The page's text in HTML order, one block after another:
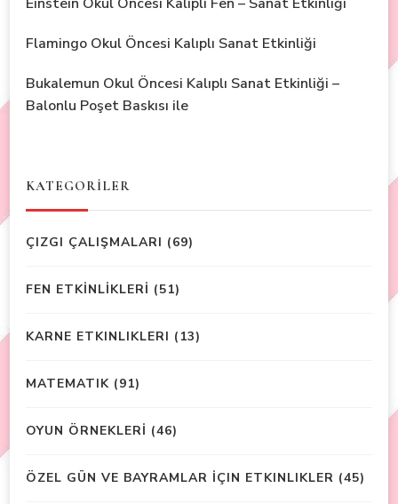
Flamingo Okul Öncesi Kalıplı Sanat Etkinliği
Bukalemun Okul Öncesi Kalıplı Sanat Etkinliği –
Balonlu Poşet Baskısı ile
KATEGORİLER
ÇIZGI ÇALIŞMALARI (69)
FEN ETKİNLİKLERİ (51)
KARNE ETKINLIKLERI (13)
MATEMATIK (91)
OYUN ÖRNEKLERİ (46)
ÖZEL GÜN VE BAYRAMLAR İÇIN ETKINLIKLER (45)